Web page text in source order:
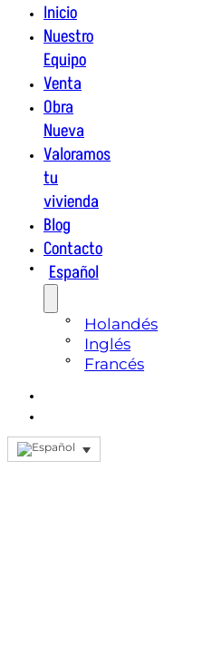
Inicio
Nuestro
Equipo
Venta
Obra
Nueva
Valoramos
tu
vivienda
Blog
Contacto
Español
Holandés
Inglés
Francés